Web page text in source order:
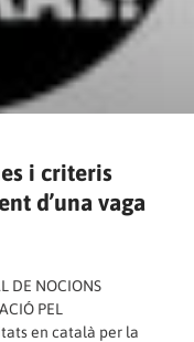
i criteris
d’una vaga
DE NOCIONS
PEL
en català per la